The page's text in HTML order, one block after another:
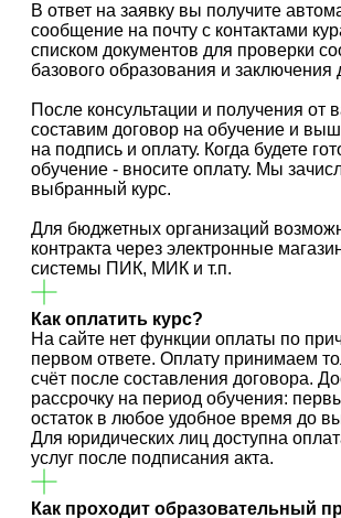
В ответ на заявку вы получите
сообщение на почту с контактами
списком документов для проверки
базового образования и заключения
После консультации и получения от
составим договор на обучение и
на подпись и оплату. Когда будете
обучение - вносите оплату. Мы
выбранный курс.
Для бюджетных организаций
контракта через электронные
системы ПИК, МИК и т.п.
Как оплатить курс?
На сайте нет функции оплаты по
первом ответе. Оплату принимаем
счёт после составления договора.
рассрочку на период обучения:
остаток в любое удобное время до
Для юридических лиц доступна
услуг после подписания акта.
Как проходит образовательный